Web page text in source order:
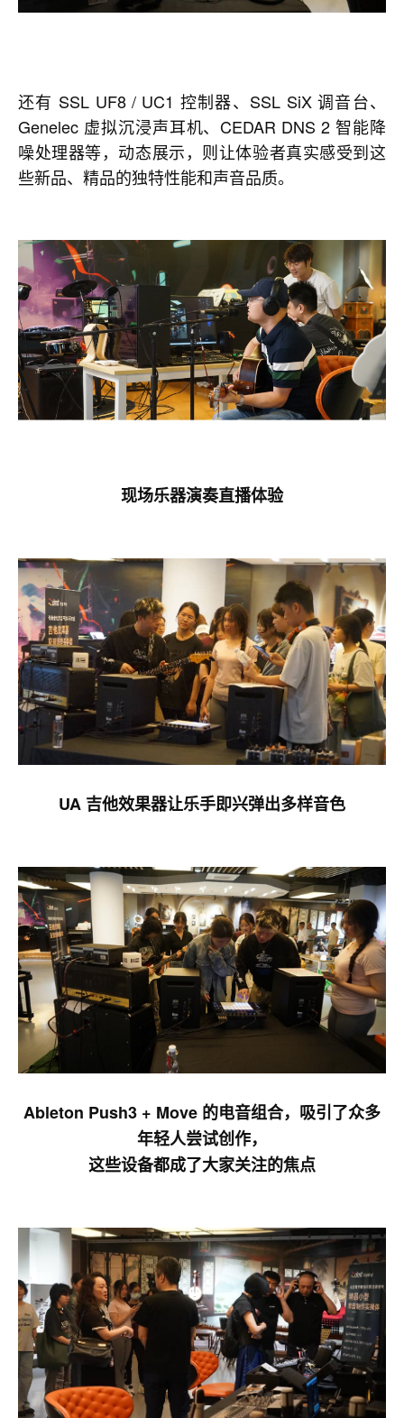
还有 SSL UF8 / UC1 控制器、SSL SiX 调音台、
Genelec 虚拟沉浸声耳机、CEDAR DNS 2 智能降
噪处理器等，动态展示，则让体验者真实感受到这
些新品、精品的独特性能和声音品质。
现场乐器演奏直播体验
UA 吉他效果器让乐手即兴弹出多样音色
Ableton Push3 + Move 的电音组合，吸引了众多
年轻人尝试创作，
这些设备都成了大家关注的焦点